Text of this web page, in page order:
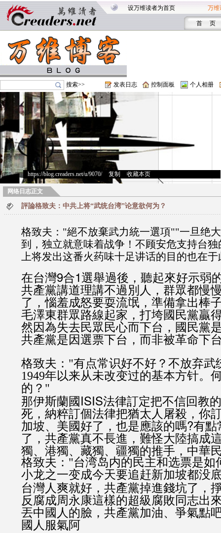
设万维读者为首页 万维
首 页
搜索>> 发表日志 控制面板 个人相册
https://blog.creaders.net/u/9070/> 复制 收藏本页
网络日志正文
評論格致夫：中共上将“武统台湾”论意欲何为？
格致夫："絕不放棄武力統一選項""一旦绝
到，独立就意味着战争！不顾安危支持台
上将发出这番火药味十足讲话的目的也在
在台灣9合1選舉過後，聽起來好示弱
共產黨講道理講不過別人，群眾都慢
了，惱羞成怒要耍流氓，準備拿出棒
毛澤東群眾路線起家，打垮國民黨贏
然因為失去民眾民心而下台，國民黨
共產黨是因選票下台，而非被革命下
格致夫："有点常识好不好？不放弃武
1949年以来从未改变过的基本方针。
的？"
那伊斯蘭國ISIS法律訂定把不信回教
死，納粹訂個法律把猶太人屠殺，你
加坡、美國好了，也是應該的嗎?有
了，共產黨真不長進，難怪大陸搞成
獨、港獨、藏獨、疆獨的推手，中華
格致夫："台湾岛内的民主和选票是如
小龙之一变成今天要追赶新加坡都没
台灣人爽就好，共產黨掉進錢坑了，
反腐成周永康這樣的超級腐敗同志出
丟中國人的臉，共產黨加油、爭氣點
國人服氣阿